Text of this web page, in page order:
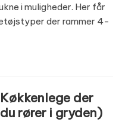
i muligheder. Her får
der rammer 4-
der
rører i gryden)